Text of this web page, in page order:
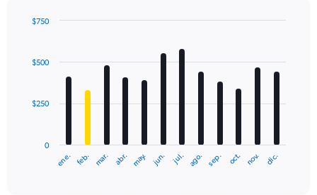
values.
to
with
12
The
ene. feb. mar. abr. may. jun. jul. ago. sep. oct. nov. dic.
0
$250
$500
$750